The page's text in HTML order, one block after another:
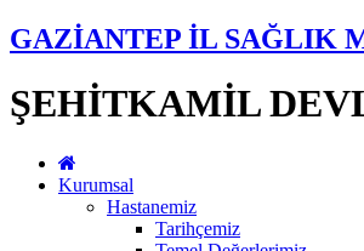
GAZİANTEP İL SAĞLIK
ŞEHİTKAMİL
Kurumsal
Hastanemiz
Tarihçemiz